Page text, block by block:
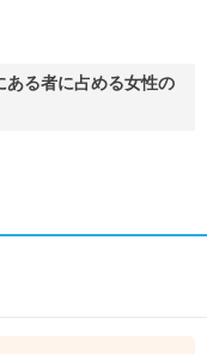
ある者に占める女性の